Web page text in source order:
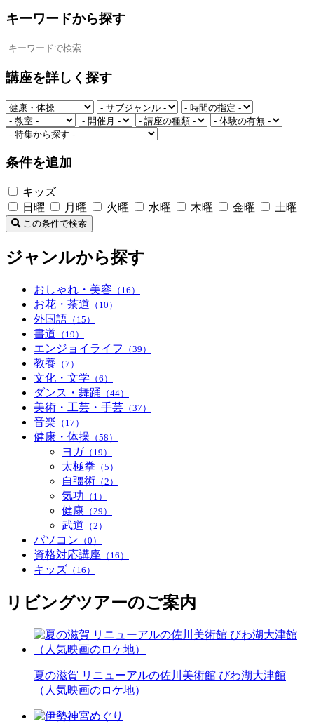
キーワードから探す
講座を詳しく探す
条件を追加
キッズ
日曜
月曜 火曜 水曜 木曜 金曜 土曜
この条件で検索
ジャンルから探す
おしゃれ・美容 （16）
お花・茶道 （10）
外国語 （15）
書道 （19）
エンジョイライフ （39）
教養 （7）
文化・文学 （6）
ダンス・舞踊 （44）
美術・工芸・手芸 （37）
音楽 （17）
健康・体操 （58）
ヨガ （19）
太極拳 （5）
自彊術 （2）
気功 （1）
健康 （29）
武道 （2）
パソコン （0）
資格対応講座 （16）
キッズ （16）
リビングツアーのご案内
夏の滋賀 リニューアルの佐川美術館 びわ湖大津館
（人気映画のロケ地）